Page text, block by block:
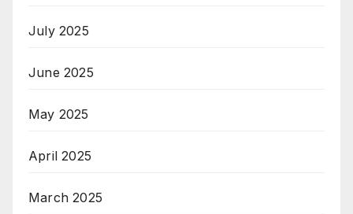
July 2025
June 2025
May 2025
April 2025
March 2025